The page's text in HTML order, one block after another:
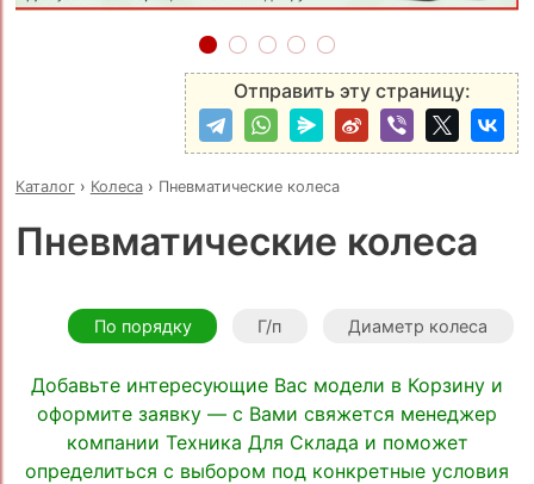
Отправить эту страницу:
Каталог› Колеса› Пневматические колеса
Пневматические колеса
По порядку Г/п Диаметр колеса
Добавьте интересующие Вас модели в Корзину и
оформите заявку — с Вами свяжется менеджер
компании Техника Для Склада и поможет
определиться с выбором под конкретные условия